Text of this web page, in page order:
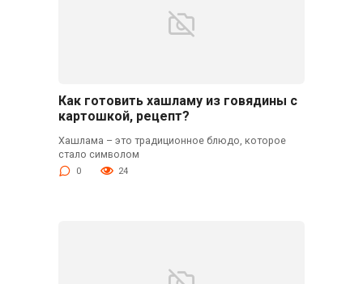
Как готовить хашламу из говядины с
картошкой, рецепт?
Хашлама – это традиционное блюдо, которое
стало символом
0 24